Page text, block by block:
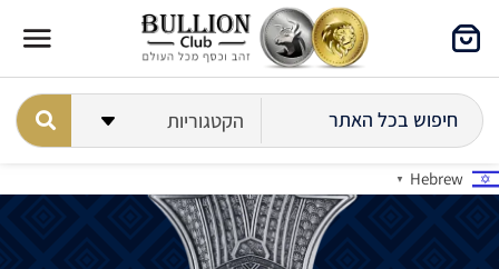
Hebrew
▼